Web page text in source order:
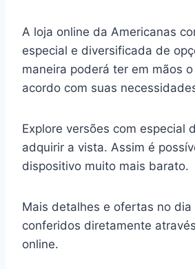
A loja online da Americanas
especial e diversificada de
maneira poderá ter em mãos
acordo com suas
Explore versões com especial
adquirir a vista. Assim é
dispositivo muito mais barato.
Mais detalhes e ofertas no dia
conferidos diretamente
online.